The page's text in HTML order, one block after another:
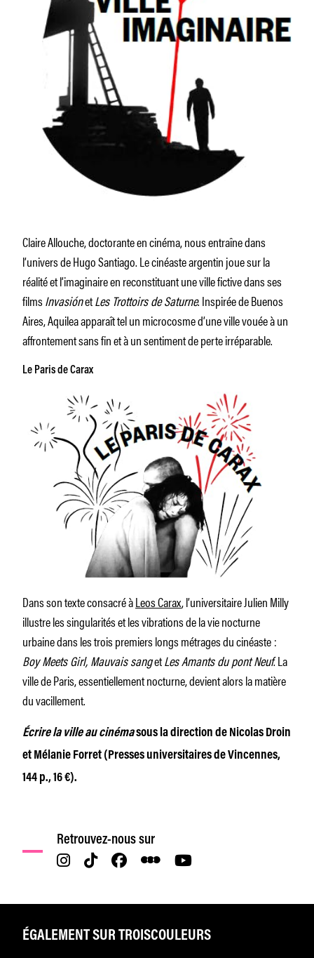
Claire Allouche, doctorante en cinéma, nous entraîne dans
l’univers de Hugo Santiago. Le cinéaste argentin joue sur la
réalité et l’imaginaire en reconstituant une ville fictive dans ses
filmsInvasiónetLes Trottoirs de Saturne. Inspirée de Buenos
Aires, Aquilea apparaît tel un microcosme d’une ville vouée à un
affrontement sans fin et à un sentiment de perte irréparable.
Le Paris de Carax
Dans son texte consacré àLeos Carax, l’universitaire Julien Milly
illustre les singularités et les vibrations de la vie nocturne
urbaine dans les trois premiers longs métrages du cinéaste :
Boy Meets Girl, Mauvais sangetLes Amants du pont Neuf. La
ville de Paris, essentiellement nocturne, devient alors la matière
du vacillement.
Écrire la ville au cinémasous la direction de Nicolas Droin
et Mélanie Forret (Presses universitaires de Vincennes,
144 p., 16 €).
Retrouvez-nous sur
ÉGALEMENT SUR TROISCOULEURS